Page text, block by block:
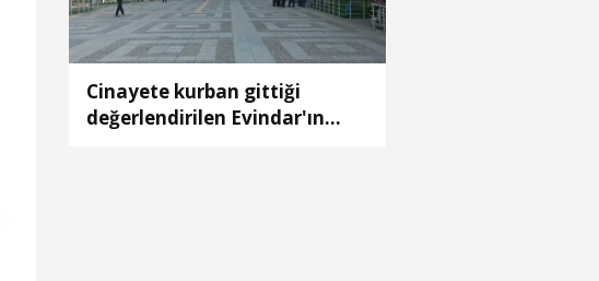
Cinayete kurban gittiği
değerlendirilen Evindar'ın